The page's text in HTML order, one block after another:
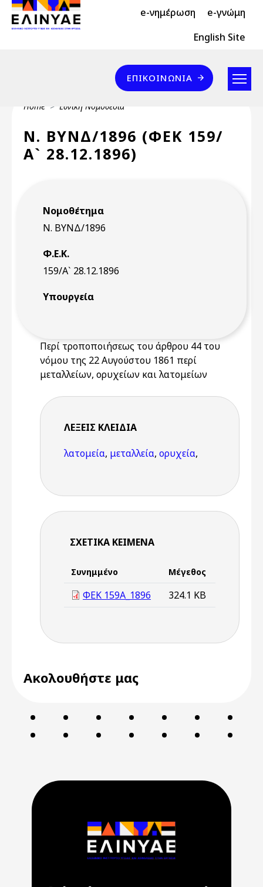
Skip to main content
Header Top 2 e-νημέρωση e-γνώμη
Header Top English Site
Επικοινωνία
ΕΠΙΚΟΙΝΩΝΊΑ
Breadcrumb
Home Εθνική Νομοθεσία
Ν. ΒΥΝΔ/1896 (ΦΕΚ 159/
Α` 28.12.1896)
Νομοθέτημα
Ν. ΒΥΝΔ/1896
Φ.Ε.Κ.
159/Α` 28.12.1896
Υπουργεία
Περί τροποποιήσεως του άρθρου 44 του
νόμου της 22 Αυγούστου 1861 περί
μεταλλείων, ορυχείων και λατομείων
ΛΈΞΕΙΣ KΛΕΙΔΙΆ
λατομεία, μεταλλεία, ορυχεία,
ΣΧΕΤΙΚΆ ΚΕΊΜΕΝΑ
Συνημμένο Μέγεθος
ΦΕΚ 159Α_1896 324.1 KB
Ακολουθήστε μας